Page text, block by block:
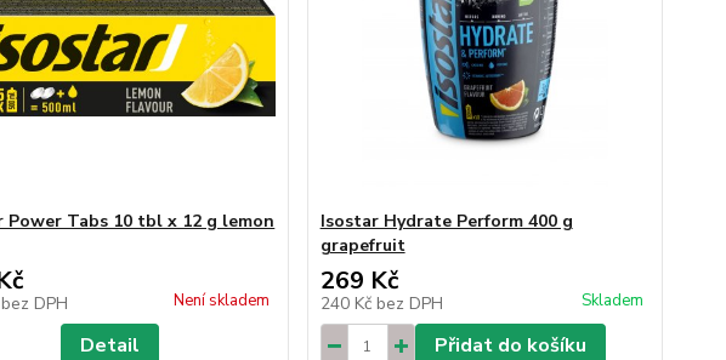
Power Tabs 10 tbl x 12 g lemon
bez DPH Není skladem
Detail
Isostar Hydrate Perform 400 g
grapefruit
269 Kč
240 Kč bez DPH Skladem
Přidat do košíku